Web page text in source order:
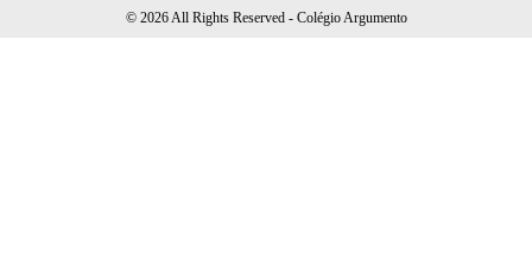
© 2026 All Rights Reserved - Colégio Argumento